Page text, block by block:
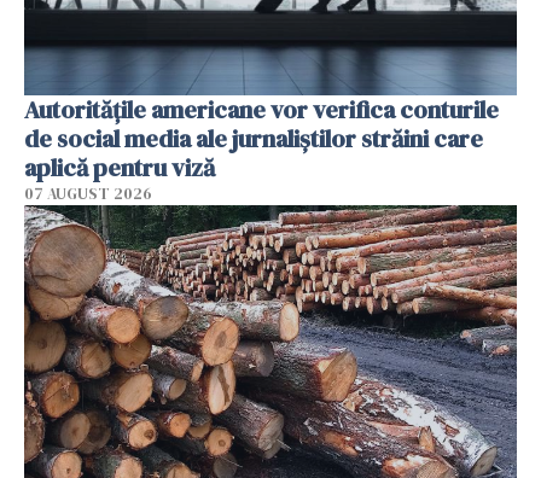
Autorităţile americane vor verifica conturile
de social media ale jurnaliştilor străini care
aplică pentru viză
07 AUGUST 2026